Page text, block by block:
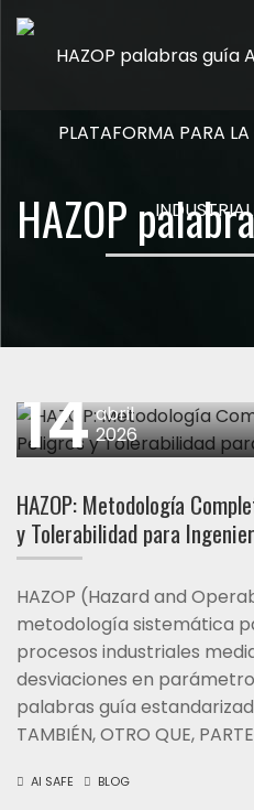
HAZOP
14 abril
2026
HAZOP: Metodología
y Tolerabilidad para
HAZOP (Hazard and
metodología sistemática
procesos industriales
desviaciones en
palabras guía
TAMBIÉN, OTRO QUE,
AI SAFE BLOG